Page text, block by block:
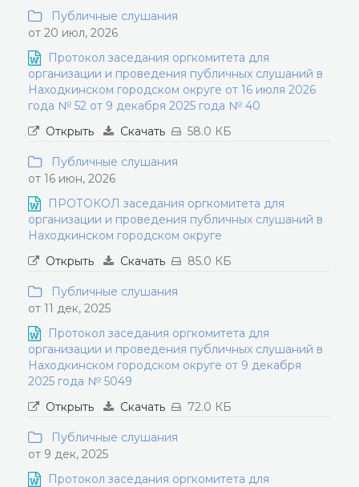
Публичные слушания
от 20 июл, 2026
Протокол заседания оргкомитета для
организации и проведения публичных слушаний в
Находкинском городском округе от 16 июля 2026
года № 52 от 9 декабря 2025 года № 40
Открыть
Скачать 58.0 КБ
Публичные слушания
от 16 июн, 2026
ПРОТОКОЛ заседания оргкомитета для
организации и проведения публичных слушаний в
Находкинском городском округе
Открыть
Скачать 85.0 КБ
Публичные слушания
от 11 дек, 2025
Протокол заседания оргкомитета для
организации и проведения публичных слушаний в
Находкинском городском округе от 9 декабря
2025 года № 5049
Открыть
Скачать 72.0 КБ
Публичные слушания
от 9 дек, 2025
Протокол заседания оргкомитета для